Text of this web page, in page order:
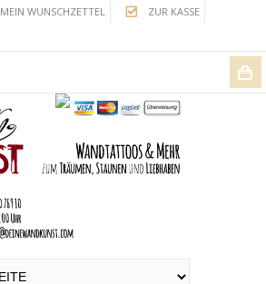
MEIN WUNSCHZETTEL
ZUR KASSE